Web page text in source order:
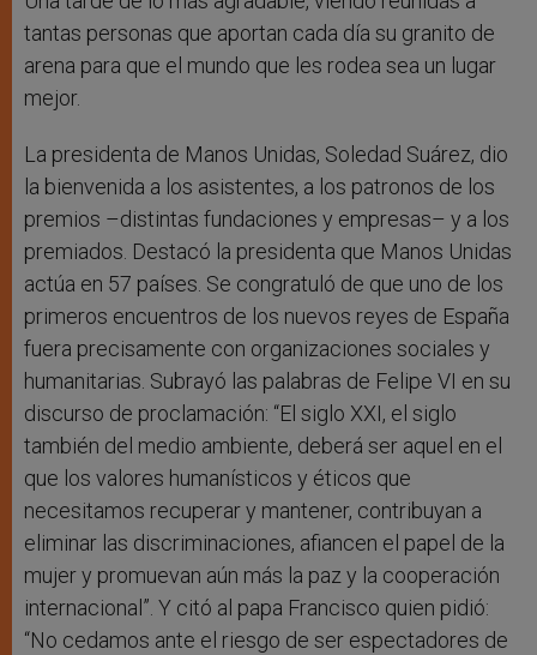
tantas personas que aportan cada día su granito de
arena para que el mundo que les rodea sea un lugar
mejor.
La presidenta de Manos Unidas, Soledad Suárez, dio
la bienvenida a los asistentes, a los patronos de los
premios –distintas fundaciones y empresas– y a los
premiados. Destacó la presidenta que Manos Unidas
actúa en 57 países. Se congratuló de que uno de los
primeros encuentros de los nuevos reyes de España
fuera precisamente con organizaciones sociales y
humanitarias. Subrayó las palabras de Felipe VI en su
discurso de proclamación: “El siglo XXI, el siglo
también del medio ambiente, deberá ser aquel en el
que los valores humanísticos y éticos que
necesitamos recuperar y mantener, contribuyan a
eliminar las discriminaciones, afiancen el papel de la
mujer y promuevan aún más la paz y la cooperación
internacional”. Y citó al papa Francisco quien pidió:
“No cedamos ante el riesgo de ser espectadores de